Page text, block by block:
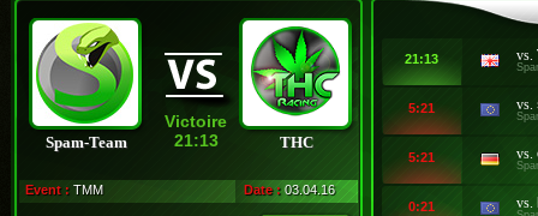
Spam-Team
Victoire
21:13
THC
Event : TMM Date : 03.04.16
21:13 vs.
5:21 vs.
5:21 vs.
0:21 vs.